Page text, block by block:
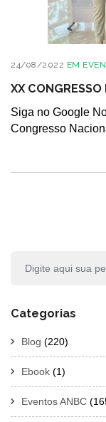
24/08/2022 EM
XX
Siga no Google
Congresso
Categorias
Blog (220)
Ebook (1)
Eventos ANBC